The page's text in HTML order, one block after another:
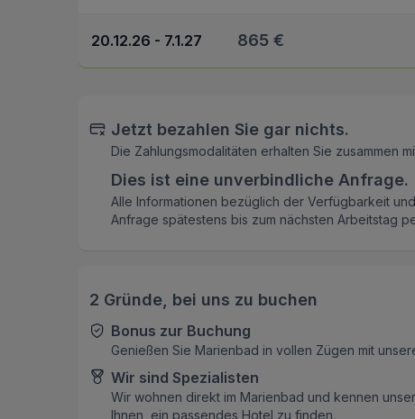
20.12.26 - 7.1.27 865 €
Jetzt bezahlen Sie gar nichts.
Die Zahlungsmodalitäten erhalten Sie zusammen
Dies ist eine unverbindliche Anfrage.
Alle Informationen bezüglich der Verfügbarkeit
Anfrage spätestens bis zum nächsten Arbeitstag
2 Gründe, bei uns zu buchen
Bonus zur Buchung
Genießen Sie Marienbad in vollen Zügen mit
Wir sind Spezialisten
Wir wohnen direkt im Marienbad und kennen
Ihnen, ein passendes Hotel zu finden.